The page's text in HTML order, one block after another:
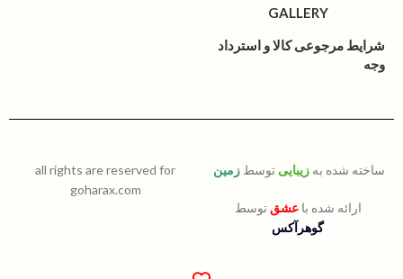
GALLERY
شرایط مرجوعی کالا و استرداد
وجه
ساخته شده به زیبایی توسط زمین
ارائه شده باعشق توسط
گوهرآکس
all rights are reserved for
goharax.com